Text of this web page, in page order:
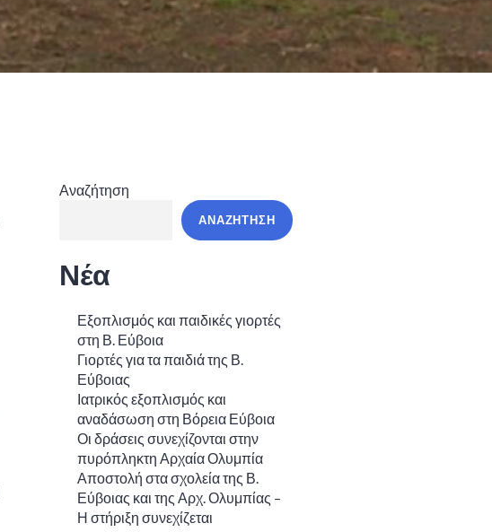
Αναζήτηση
ΑΝΑΖΉΤΗΣΗ
Νέα
Εξοπλισμός και παιδικές γιορτές
στη Β. Εύβοια
Γιορτές για τα παιδιά της Β.
Εύβοιας
Ιατρικός εξοπλισμός και
αναδάσωση στη Βόρεια Εύβοια
Οι δράσεις συνεχίζονται στην
πυρόπληκτη Αρχαία Ολυμπία
Αποστολή στα σχολεία της Β.
Εύβοιας και της Αρχ. Ολυμπίας –
Η στήριξη συνεχίζεται